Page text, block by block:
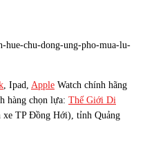
hue-chu-dong-ung-pho-mua-lu-
, Ipad, Apple Watch chính hãng
hàng chọn lựa: Thế Giới Di
TP Đồng Hới), tỉnh Quảng